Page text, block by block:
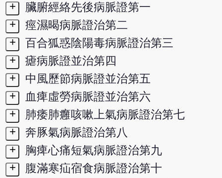
+
臟腑經絡先後病脈證第一
+
痙濕暍病脈證治第二
+
百合狐惑陰陽毒病脈證治第三
+
瘧病脈證並治第四
+
中風歷節病脈證並治第五
+
血痺虛勞病脈證並治第六
+
肺痿肺癰咳嗽上氣病脈證治第七
+
奔豚氣病脈證治第八
+
胸痺心痛短氣病脈證治第九
+
腹滿寒疝宿食病脈證治第十